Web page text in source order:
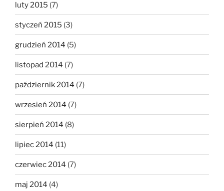
luty 2015 (7)
styczeń 2015 (3)
grudzień 2014 (5)
listopad 2014 (7)
październik 2014 (7)
wrzesień 2014 (7)
sierpień 2014 (8)
lipiec 2014 (11)
czerwiec 2014 (7)
maj 2014 (4)